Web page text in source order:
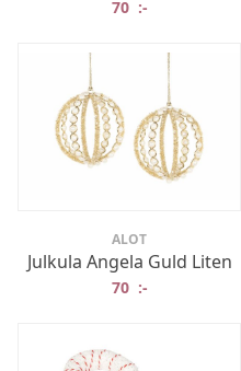
70 :-
ALOT
Julkula Angela Guld Liten
70 :-